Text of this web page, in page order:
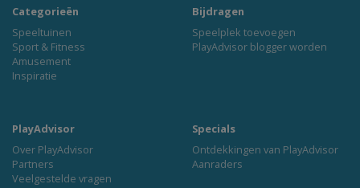
Categorieën
Speeltuinen
Sport & Fitness
Amusement
Inspiratie
Bijdragen
Speelplek toevoegen
PlayAdvisor blogger worden
PlayAdvisor
Over PlayAdvisor
Partners
Veelgestelde vragen
Specials
Ontdekkingen van PlayAdvisor
Aanraders